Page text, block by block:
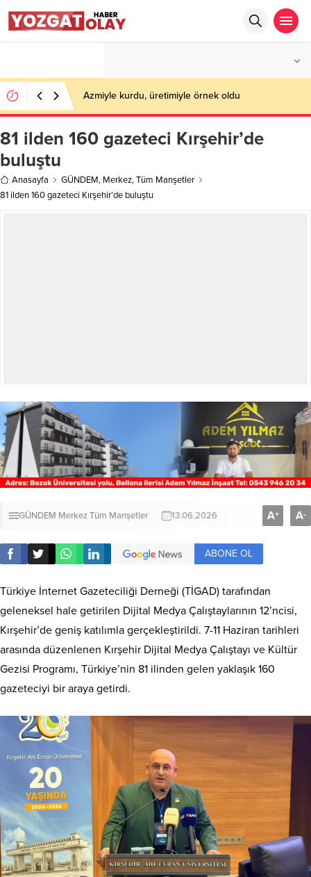
Azmiyle kurdu, üretimiyle örnek oldu
81 ilden 160 gazeteci Kırşehir’de
buluştu
Anasayfa GÜNDEM, Merkez,Tüm Manşetler
81 ilden 160 gazeteci Kırşehir’de buluştu
GÜNDEM MerkezTüm Manşetler 13.06.2026 A+ A-
ABONE OL
Türkiye İnternet Gazeteciliği Derneği (TİGAD) tarafından
geleneksel hale getirilen Dijital Medya Çalıştaylarının 12’ncisi,
Kırşehir’de geniş katılımla gerçekleştirildi. 7-11 Haziran tarihleri
arasında düzenlenen Kırşehir Dijital Medya Çalıştayı ve Kültür
Gezisi Programı, Türkiye’nin 81 ilinden gelen yaklaşık 160
gazeteciyi bir araya getirdi.